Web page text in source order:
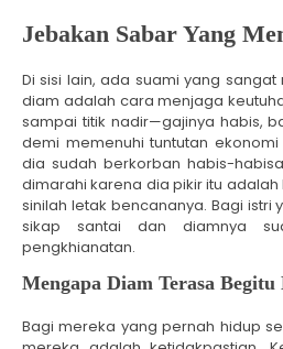
Jebakan Sabar Yang
Di sisi lain, ada suami yang sangat
diam adalah cara menjaga
sampai titik nadir—gajinya habis,
demi memenuhi tuntutan
dia sudah berkorban habis-
dimarahi karena dia pikir itu
sinilah letak bencananya. Bagi istri
sikap santai dan diamnya
pengkhianatan.
Mengapa Diam Terasa
Bagi mereka yang pernah hidup